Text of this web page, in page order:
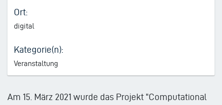
Ort:
digital
Kategorie(n):
Veranstaltung
Am 15. März 2021 wurde das Projekt "Computational